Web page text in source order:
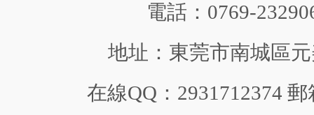
電話：0769-
地址：東莞市南城區
在線QQ：2931712374